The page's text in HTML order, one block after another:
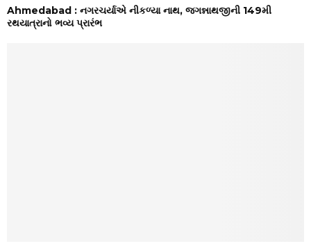
Ahmedabad : નગરચર્યાએ નીકળ્યા નાથ, જગન્નાથજીની 149મી
રથયાત્રાનો ભવ્ય પ્રારંભ